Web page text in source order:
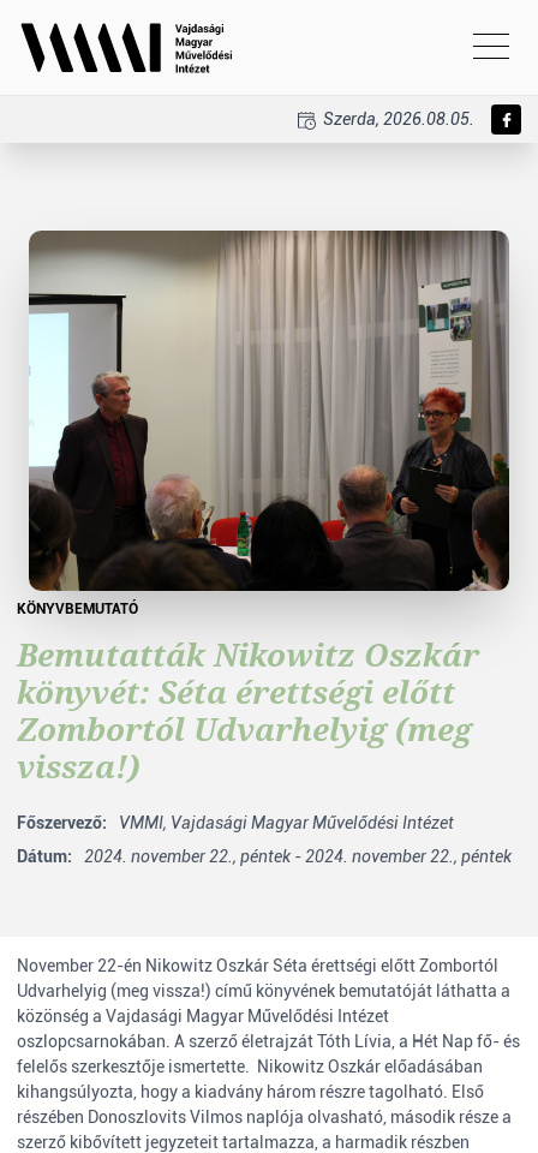
Szerda, 2026.08.05.
KÖNYVBEMUTATÓ
Bemutatták Nikowitz Oszkár
könyvét: Séta érettségi előtt
Zombortól Udvarhelyig (meg
vissza!)
Főszervező: VMMI, Vajdasági Magyar Művelődési Intézet
Dátum:
2024. november 22., péntek - 2024. november 22., péntek
November 22-én Nikowitz Oszkár Séta érettségi előtt Zombortól
Udvarhelyig (meg vissza!) című könyvének bemutatóját láthatta a
közönség a Vajdasági Magyar Művelődési Intézet
oszlopcsarnokában. A szerző életrajzát Tóth Lívia, a Hét Nap fő- és
felelős szerkesztője ismertette. Nikowitz Oszkár előadásában
kihangsúlyozta, hogy a kiadvány három részre tagolható. Első
részében Donoszlovits Vilmos naplója olvasható, második része a
szerző kibővített jegyzeteit tartalmazza, a harmadik részben